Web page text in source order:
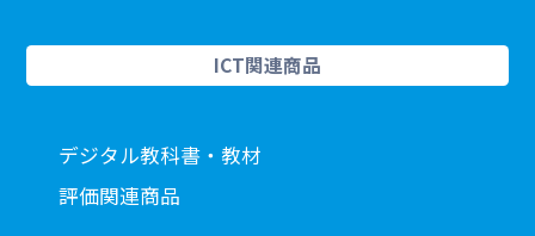
ICT関連商品
デジタル教科書・教材
評価関連商品